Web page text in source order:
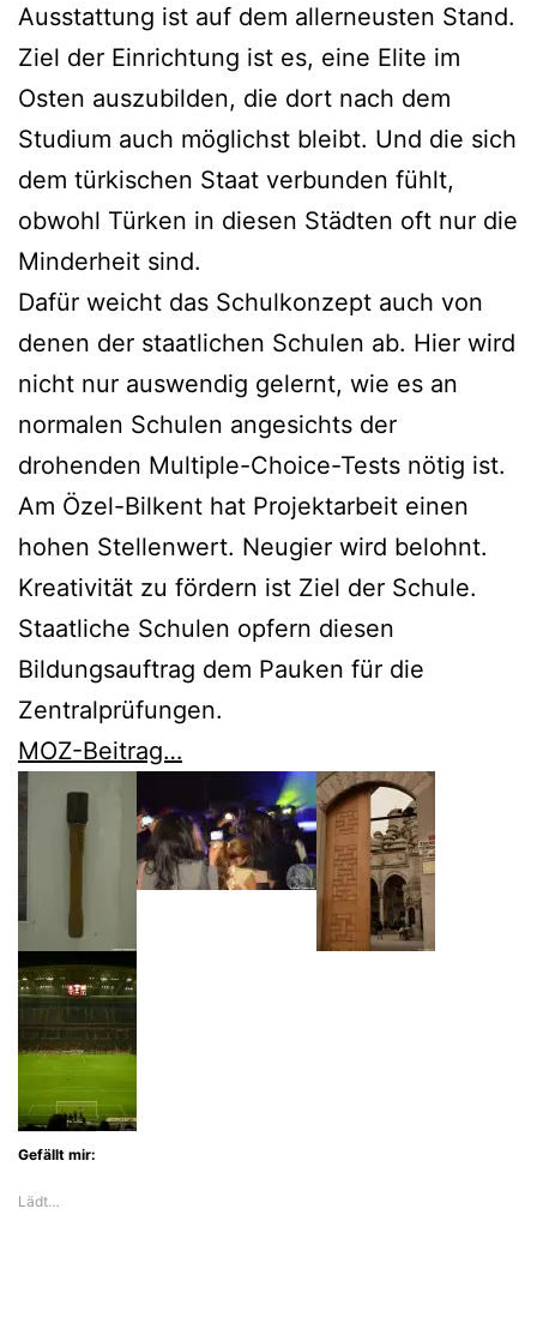
Ausstattung ist auf dem allerneusten Stand.
Ziel der Einrichtung ist es, eine Elite im
Osten auszubilden, die dort nach dem
Studium auch möglichst bleibt. Und die sich
dem türkischen Staat verbunden fühlt,
obwohl Türken in diesen Städten oft nur die
Minderheit sind.
Dafür weicht das Schulkonzept auch von
denen der staatlichen Schulen ab. Hier wird
nicht nur auswendig gelernt, wie es an
normalen Schulen angesichts der
drohenden Multiple-Choice-Tests nötig ist.
Am Özel-Bilkent hat Projektarbeit einen
hohen Stellenwert. Neugier wird belohnt.
Kreativität zu fördern ist Ziel der Schule.
Staatliche Schulen opfern diesen
Bildungsauftrag dem Pauken für die
Zentralprüfungen.
MOZ-Beitrag…
Gefällt mir:
Lädt…